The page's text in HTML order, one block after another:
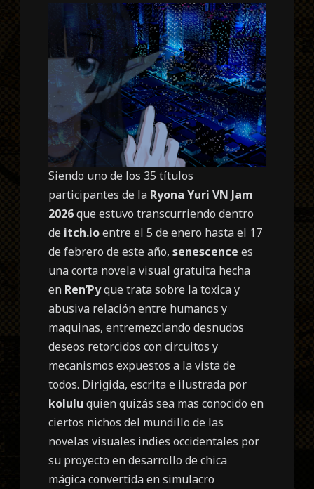
Siendo uno de los 35 títulos
participantes de la Ryona Yuri VN Jam
2026que estuvo transcurriendo dentro
de itch.ioentre el 5 de enero hasta el 17
de febrero de este año,senescence es
una corta novela visual gratuita hecha
en Ren’Pyque trata sobre la toxica y
abusiva relación entre humanos y
maquinas, entremezclando desnudos
deseos retorcidos con circuitos y
mecanismos expuestos a la vista de
todos. Dirigida, escrita e ilustrada por
kolulu quien quizás sea mas conocido en
ciertos nichos del mundillo de las
novelas visuales indies occidentales por
su proyecto en desarrollo de chica
mágica convertida en simulacro